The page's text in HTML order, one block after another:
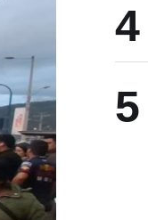
4
5